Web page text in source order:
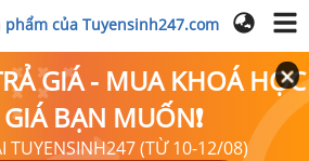
phẩm của Tuyensinh247.com
GIÁ - MUA KHOÁ HỌC
BẠN MUỐN❗
TUYENSINH247 (TỪ 10-12/08)